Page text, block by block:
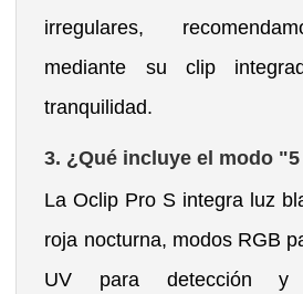
irregulares,
mediante su clip
tranquilidad.
3. ¿Qué incluye el modo
La Oclip Pro S integra luz
roja nocturna, modos RGB
UV para detección y